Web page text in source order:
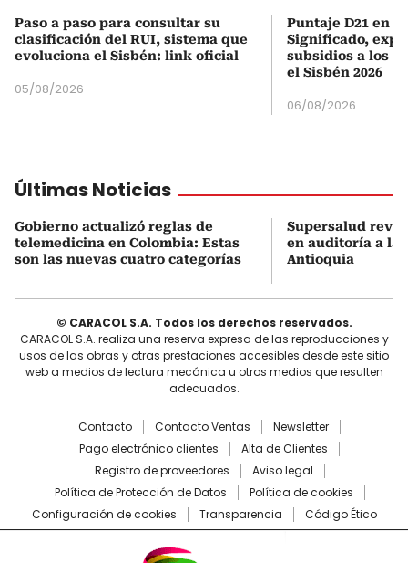
Paso a paso para consultar su
clasificación del RUI, sistema que
evoluciona el Sisbén: link oficial
05/08/2026
Puntaje D21 en
Significado,
subsidios a los
el Sisbén 2026
06/08/2026
Últimas Noticias
Gobierno actualizó reglas de
telemedicina en Colombia: Estas
son las nuevas cuatro categorías
Supersalud
en auditoría a la
Antioquia
© CARACOL S.A. Todos los derechos reservados.
CARACOL S.A. realiza una reserva expresa de las reproducciones y
usos de las obras y otras prestaciones accesibles desde este sitio
web a medios de lectura mecánica u otros medios que resulten
adecuados.
Contacto Contacto Ventas
Newsletter
Pago electrónico clientes
Alta de Clientes
Registro de proveedores
Aviso legal
Política de Protección de Datos
Política de cookies
Configuración de cookies
Transparencia Código Ético